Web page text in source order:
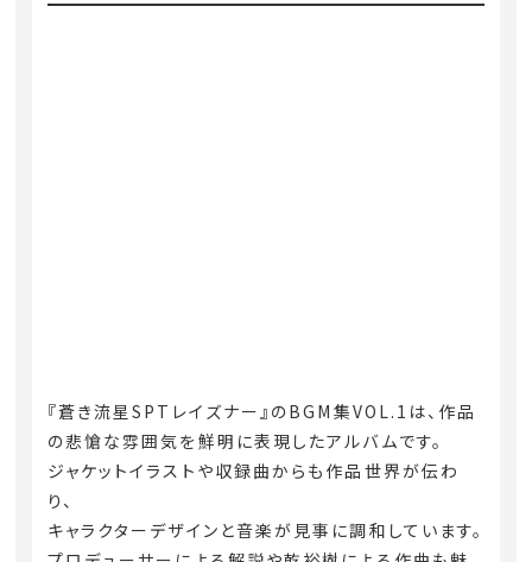
『蒼き流星SPTレイズナー』のBGM集VOL.1は、作品
の悲愴な雰囲気を鮮明に表現したアルバムです。
ジャケットイラストや収録曲からも作品世界が伝わ
り、
キャラクターデザインと音楽が見事に調和しています。